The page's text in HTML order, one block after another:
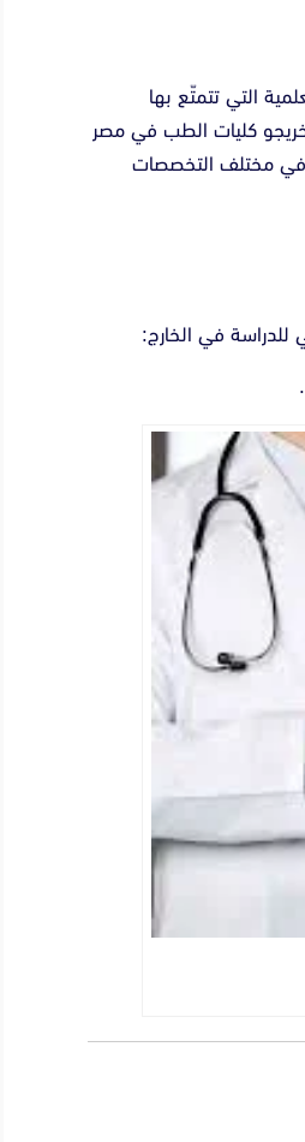
التي تتمتّع بها
خريجو كليات الطب في مصر
في مختلف التخصصات
للدراسة في الخارج:
.